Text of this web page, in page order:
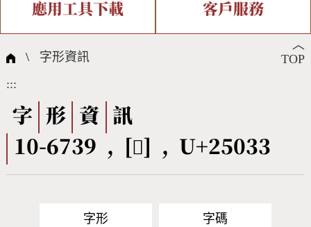
中文碼介紹 專有名詞介紹
國際字碼相關組織
複合查詢 注音查詢
筆畫查詢
筆順序查詢
CNS查詢 Unicode查詢
新字申請處理流程
字形即時顯示 造字解決方案
全字庫授權 轉碼Web Service
應用工具下載
個人電腦造字處理工具
字形下載
客戶服務
問題集
熱門查詢統計
︿
TOP
\ 字形資訊
:::
字 形 資
訊
10-6739 , [𥀳] , U+25033
字形 字碼